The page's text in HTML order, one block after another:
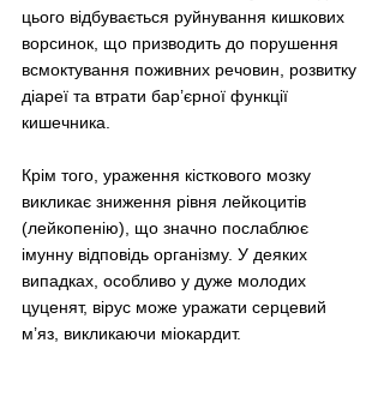
цього відбувається руйнування кишкових
ворсинок, що призводить до порушення
всмоктування поживних речовин, розвитку
діареї та втрати бар’єрної функції
кишечника.
Крім того, ураження кісткового мозку
викликає зниження рівня лейкоцитів
(лейкопенію), що значно послаблює
імунну відповідь організму. У деяких
випадках, особливо у дуже молодих
цуценят, вірус може уражати серцевий
м’яз, викликаючи міокардит.